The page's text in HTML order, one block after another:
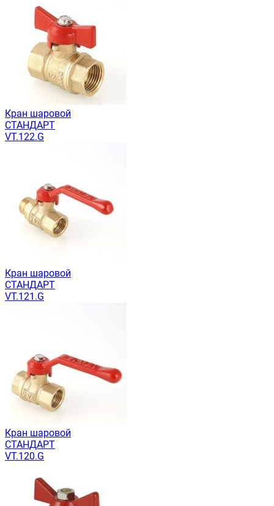
Кран шаровой
СТАНДАРТ
VT.122.G
Кран шаровой
СТАНДАРТ
VT.121.G
Кран шаровой
СТАНДАРТ
VT.120.G